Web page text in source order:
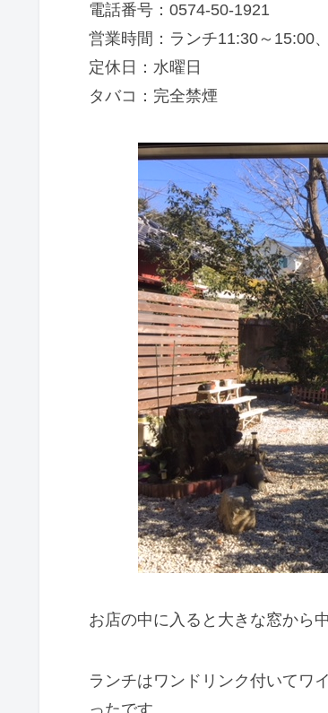
電話番号：0574-50-1921
営業時間：ランチ11:30～15:00
定休日：水曜日
タバコ：完全禁煙
お店の中に入ると大きな窓から
ランチはワンドリンク付いてワ